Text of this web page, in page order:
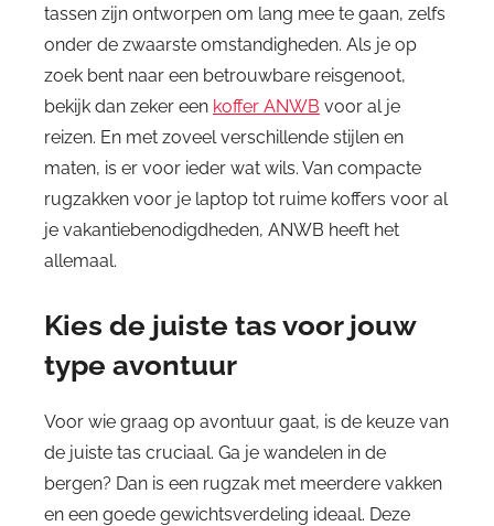
tassen zijn ontworpen om lang mee te gaan, zelfs
onder de zwaarste omstandigheden. Als je op
zoek bent naar een betrouwbare reisgenoot,
bekijk dan zeker een koffer ANWB voor al je
reizen. En met zoveel verschillende stijlen en
maten, is er voor ieder wat wils. Van compacte
rugzakken voor je laptop tot ruime koffers voor al
je vakantiebenodigdheden, ANWB heeft het
allemaal.
Kies de juiste tas voor jouw
type avontuur
Voor wie graag op avontuur gaat, is de keuze van
de juiste tas cruciaal. Ga je wandelen in de
bergen? Dan is een rugzak met meerdere vakken
en een goede gewichtsverdeling ideaal. Deze